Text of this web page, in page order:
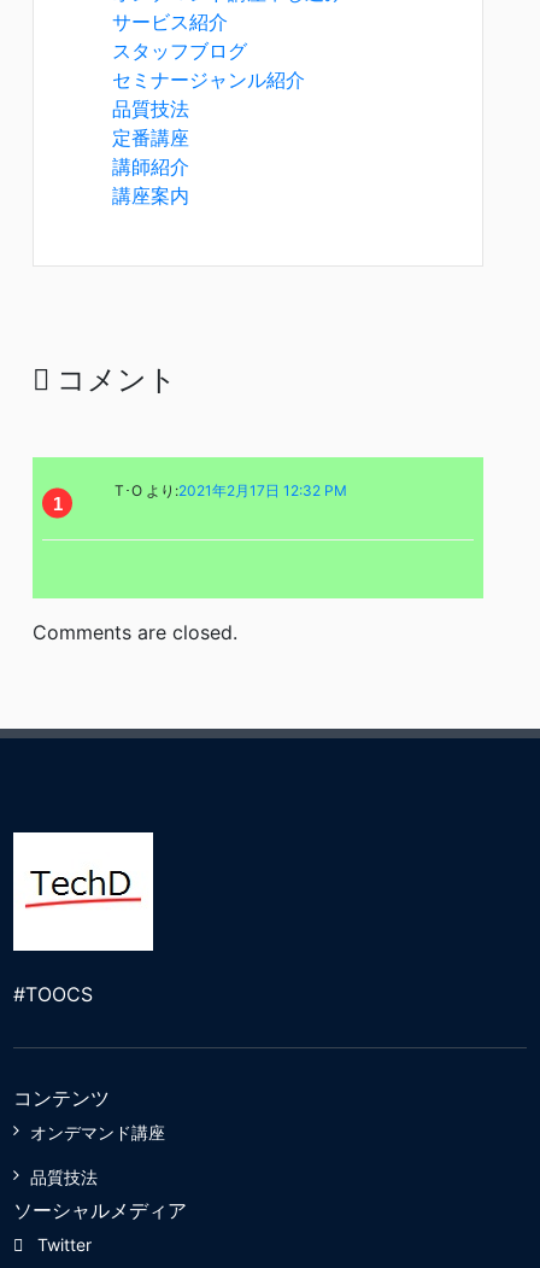
サービス紹介
スタッフブログ
セミナージャンル紹介
品質技法
定番講座
講師紹介
講座案内
コメント
T･O より:2021年2月17日 12:32 PM
Comments are closed.
#TOOCS
コンテンツ
オンデマンド講座
品質技法
ソーシャルメディア
Twitter